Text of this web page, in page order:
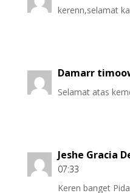
kerenn,selamat
Damarr
Selamat atas
Jeshe Gracia
07:33
Keren banget